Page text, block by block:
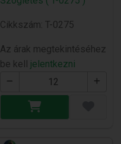
Cikkszám: T-0275
Az árak megtekintéséhez
be kell jelentkezni